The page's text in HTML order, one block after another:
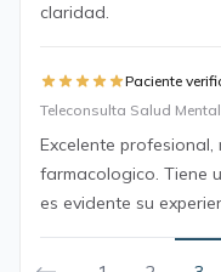
claridad.
Paciente
Teleconsulta Salud Mental
Excelente
farmacologico. Tiene
es evidente su